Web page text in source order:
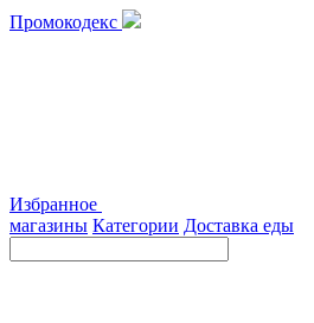
Промокодекс
Избранное
магазины Категории Доставка еды